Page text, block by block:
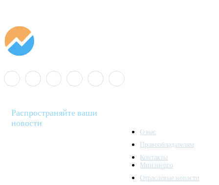
Распространяйте ваши
новости
О нас
Правообладателям
Контакты
Минэнерго
Отраслевые новости